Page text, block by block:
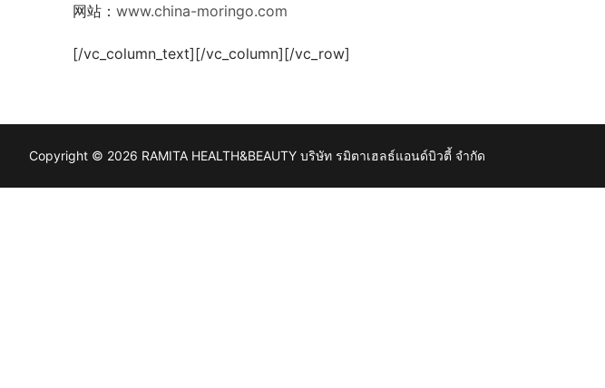
网站： www.china-moringo.com
[/vc_column_text][/vc_column][/vc_row]
Copyright © 2026 RAMITA HEALTH&BEAUTY บริษัท รมิตาเฮลธ์แอนด์บิวตี้ จำกัด